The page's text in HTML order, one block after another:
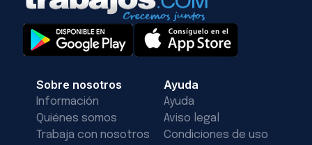
Sobre nosotros
Información
Quiénes somos
Trabaja con nosotros
Ayuda
Ayuda
Aviso legal
Condiciones de uso